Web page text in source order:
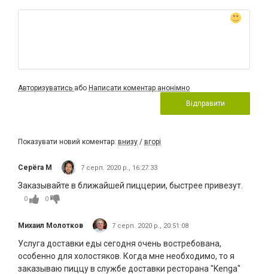
Авторизуватись або Написати коментар анонімно
Відправити
Показувати новий коментар: внизу / вгорі
Серёга М 7 серп. 2020 р., 16:27:33
Заказывайте в ближайшей пиццерии, быстрее привезут.
0 0
Михаил Молотков 7 серп. 2020 р., 20:51:08
Услуга доставки еды сегодня очень востребована,
особенно для холостяков. Когда мне необходимо, то я
заказываю пиццу в службе доставки ресторана "Kenga"